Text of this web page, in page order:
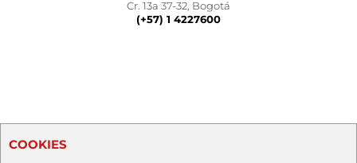
Cr. 13a 37-32, Bogotá
(+57) 1 4227600
COOKIES